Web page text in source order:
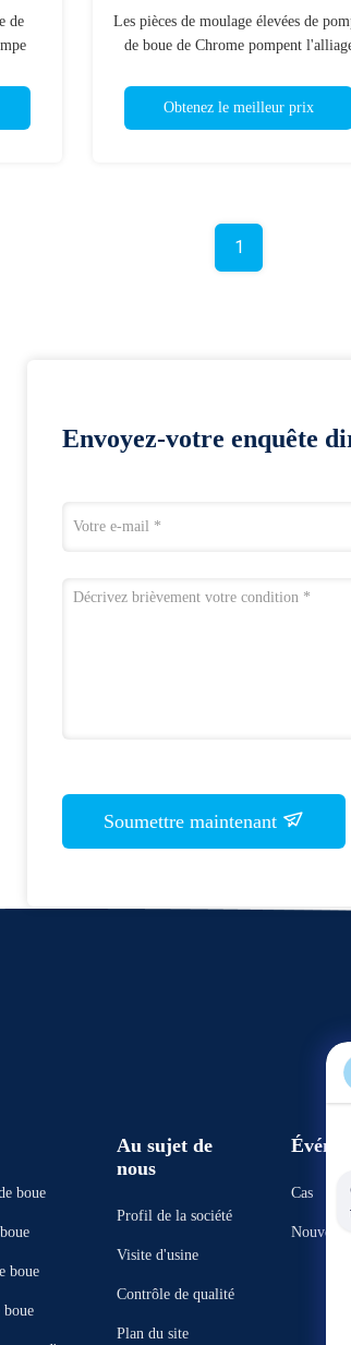
de
Les pièces de moulage élevées de
de boue de Chrome pompent
Obtenez le meilleur prix
1
Envoyez-votre enquête
Soumettre maintenant
boue
boue
boue
Au sujet de
nous
Profil de la société
Visite d'usine
Contrôle de qualité
Plan du site
Cas
Nouvelles